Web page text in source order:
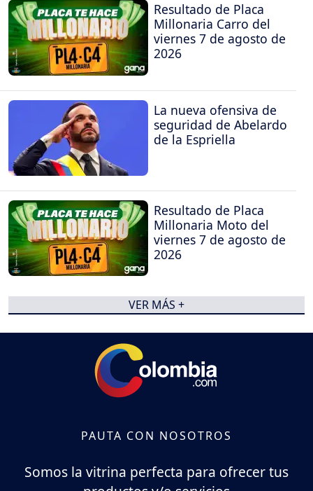
Resultado de Placa
Millonaria Carro del
viernes 7 de agosto de
2026
La nueva ofensiva de
seguridad de Abelardo
de la Espriella
Resultado de Placa
Millonaria Moto del
viernes 7 de agosto de
2026
VER MÁS +
PAUTA CON NOSOTROS
Somos la vitrina perfecta para ofrecer tus